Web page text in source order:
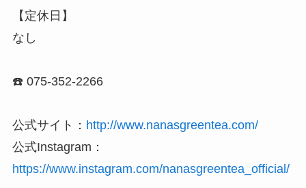
【定休日】
なし
☎️ 075-352-2266
公式サイト： http://www.nanasgreentea.com/
公式Instagram：
https://www.instagram.com/nanasgreentea_official/